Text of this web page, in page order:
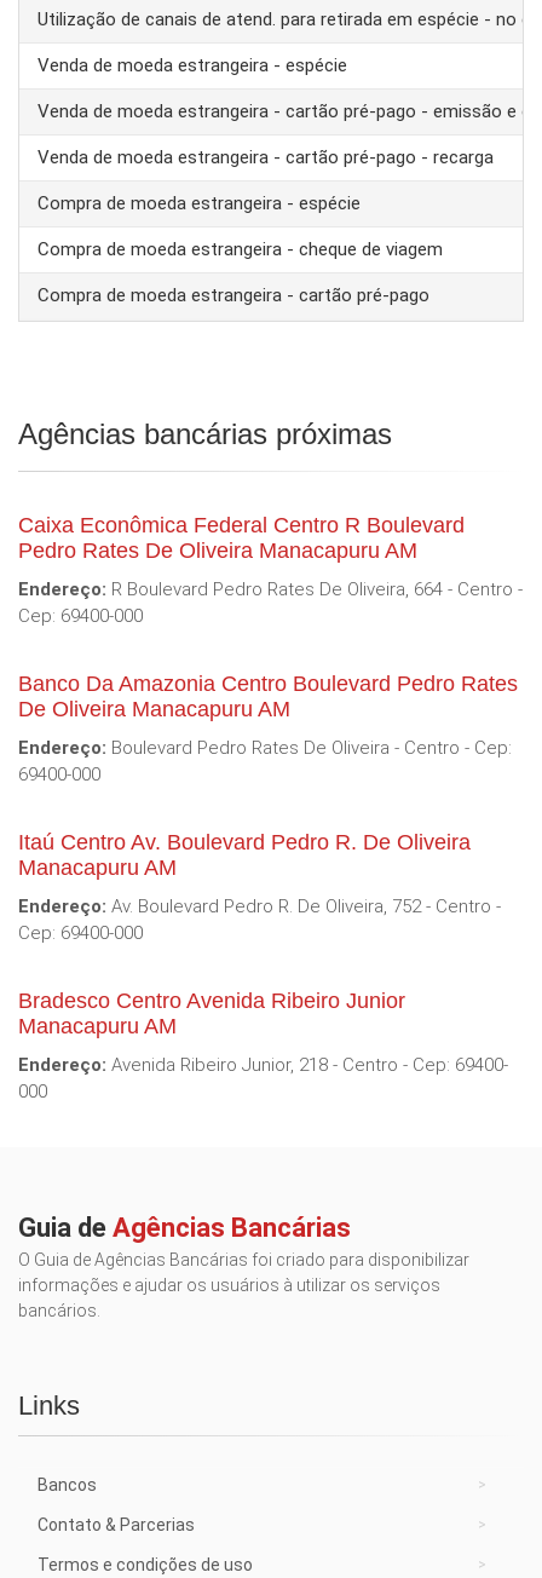
Utilização de canais de atend. para retirada em espécie - no
Venda de moeda estrangeira - espécie
Venda de moeda estrangeira - cartão pré-pago - emissão e
Venda de moeda estrangeira - cartão pré-pago - recarga
Compra de moeda estrangeira - espécie
Compra de moeda estrangeira - cheque de viagem
Compra de moeda estrangeira - cartão pré-pago
Agências bancárias próximas
Caixa Econômica Federal Centro R Boulevard
Pedro Rates De Oliveira Manacapuru AM
Endereço: R Boulevard Pedro Rates De Oliveira, 664 - Centro -
Cep: 69400-000
Banco Da Amazonia Centro Boulevard Pedro Rates
De Oliveira Manacapuru AM
Endereço: Boulevard Pedro Rates De Oliveira - Centro - Cep:
69400-000
Itaú Centro Av. Boulevard Pedro R. De Oliveira
Manacapuru AM
Endereço: Av. Boulevard Pedro R. De Oliveira, 752 - Centro -
Cep: 69400-000
Bradesco Centro Avenida Ribeiro Junior
Manacapuru AM
Endereço: Avenida Ribeiro Junior, 218 - Centro - Cep: 69400-
000
Guia de Agências Bancárias
O Guia de Agências Bancárias foi criado para disponibilizar
informações e ajudar os usuários à utilizar os serviços
bancários.
Links
Bancos
Contato & Parcerias
Termos e condições de uso